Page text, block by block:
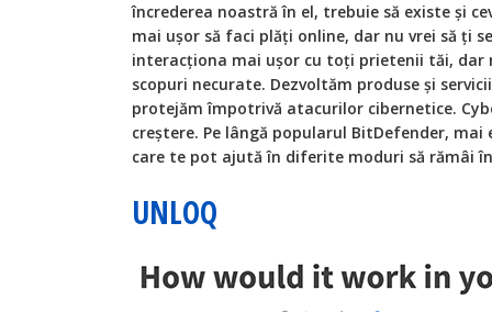
încrederea noastră în el, trebuie să existe și
mai ușor să faci plăți online, dar nu vrei să ți
interacționa mai ușor cu toți prietenii tăi, dar
scopuri necurate. Dezvoltăm produse și
protejăm împotrivă atacurilor cibernetice.
creștere. Pe lângă popularul BitDefender,
care te pot ajută în diferite moduri să rămâi
UNLOQ